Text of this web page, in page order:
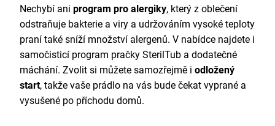
Nechybí ani program pro alergiky, který z oblečení
odstraňuje bakterie a viry a udržováním vysoké teploty
praní také sníží množství alergenů. V nabídce najdete i
samočisticí program pračky SterilTub a dodatečné
máchání. Zvolit si můžete samozřejmě i odložený
start, takže vaše prádlo na vás bude čekat vyprané a
vysušené po příchodu domů.